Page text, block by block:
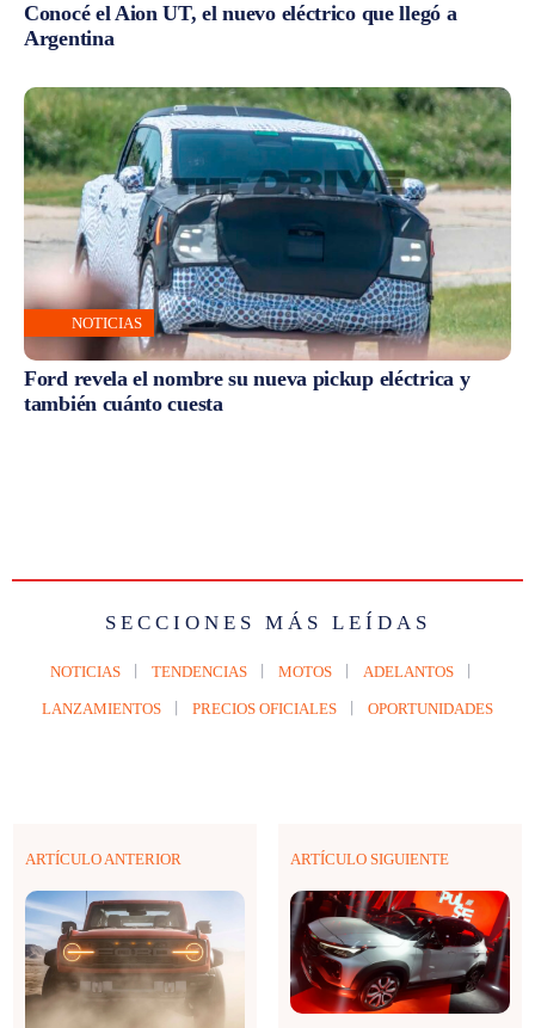
Conocé el Aion UT, el nuevo eléctrico que llegó a
Argentina
NOTICIAS
Ford revela el nombre su nueva pickup eléctrica y
también cuánto cuesta
SECCIONES MÁS LEÍDAS
NOTICIAS TENDENCIAS MOTOS ADELANTOS
LANZAMIENTOS PRECIOS OFICIALES OPORTUNIDADES
ARTÍCULO ANTERIOR ARTÍCULO SIGUIENTE